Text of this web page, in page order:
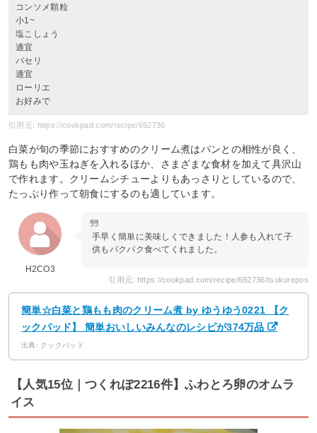
コンソメ顆粒
小1~
塩こしょう
適宜
パセリ
適宜
ローリエ
お好みで
引用元: https://cookpad.com/recipe/692736
白菜が旬の季節におすすめのクリーム煮はパンとの相性が良く、
鶏もも肉や玉ねぎを入れるほか、さまざまな食材を加えて具沢山
で作れます。クリームシチューよりもあっさりとしているので、
たっぷり作って朝食にするのも適しています。
H2CO3
手早く簡単に美味しくできました！人参も入れて子
供もパクパク食べてくれました。
引用元: https://cookpad.com/recipe/692736/tsukurepos
簡単☆白菜と鶏もも肉のクリーム煮 by ゆうゆう0221 【ク
ックパッド】 簡単おいしいみんなのレシピが374万品
出典: クックパッド
【人気15位｜つくれぽ2216件】ふわとろ卵のオムラ
イス